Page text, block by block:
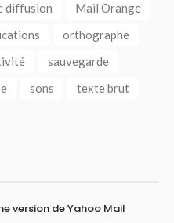
diffusion
Mail Orange
orthographe
sauvegarde
sons
texte brut
version de Yahoo Mail